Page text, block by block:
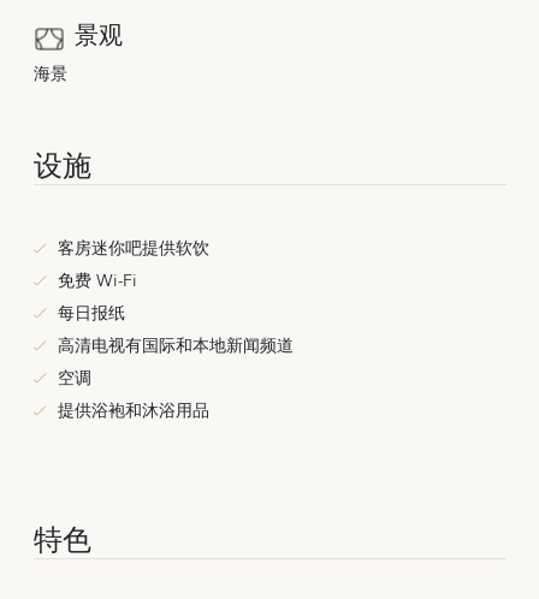
景观
海景
设施
客房迷你吧提供软饮
免费 Wi-Fi
每日报纸
高清电视有国际和本地新闻频道
空调
提供浴袍和沐浴用品
特色